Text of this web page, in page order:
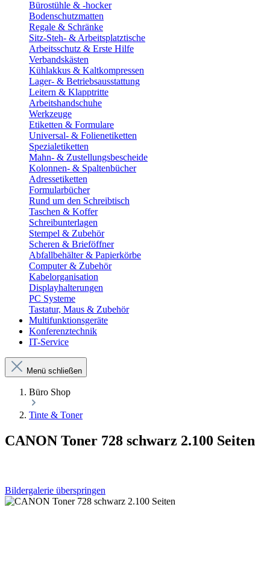
Bürostühle & -hocker
Bodenschutzmatten
Regale & Schränke
Sitz-Steh- & Arbeitsplatztische
Arbeitsschutz & Erste Hilfe
Verbandskästen
Kühlakkus & Kaltkompressen
Lager- & Betriebsausstattung
Leitern & Klapptritte
Arbeitshandschuhe
Werkzeuge
Etiketten & Formulare
Universal- & Folienetiketten
Spezialetiketten
Mahn- & Zustellungsbescheide
Kolonnen- & Spaltenbücher
Adressetiketten
Formularbücher
Rund um den Schreibtisch
Taschen & Koffer
Schreibunterlagen
Stempel & Zubehör
Scheren & Brieföffner
Abfallbehälter & Papierkörbe
Computer & Zubehör
Kabelorganisation
Displayhalterungen
PC Systeme
Tastatur, Maus & Zubehör
Multifunktionsgeräte
Konferenztechnik
IT-Service
Menü schließen
Büro Shop
Tinte & Toner
CANON Toner 728 schwarz 2.100 Seiten
Bildergalerie überspringen